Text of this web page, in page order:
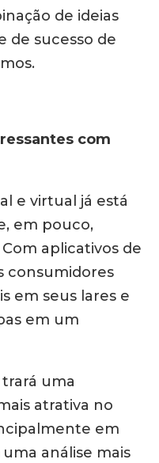
de ideias
de sucesso de
com
e virtual já está
em pouco,
aplicativos de
consumidores
em seus lares e
em um
uma
atrativa no
em
análise mais